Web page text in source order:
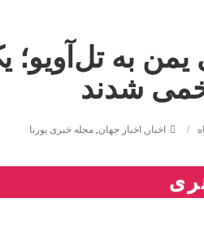
یمن به
شدند
اخبار , اخبار جهان, مجله خبری یورنا